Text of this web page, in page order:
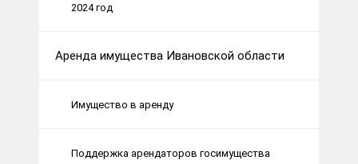
2024 год
Аренда имущества Ивановской области
Имущество в аренду
Поддержка арендаторов госимущества